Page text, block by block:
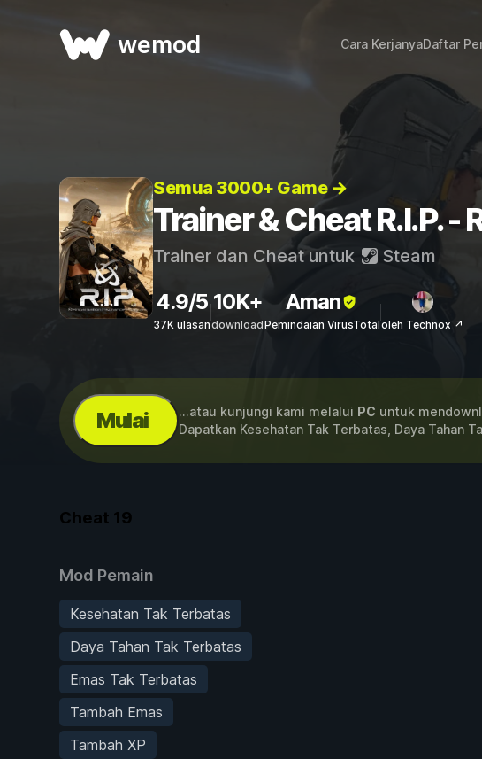
wemod Cara KerjanyaDaftar
Semua 3000+ Game →
Trainer & Cheat R.I.P.
Trainer dan Cheat untuk Steam
4.9/5
37K ulasan
10K+
download
Aman
Pemindaian VirusTotaloleh Technox ↗
Mulai ...atau kunjungi kami melalui PC untuk
Dapatkan Kesehatan Tak Terbatas, Daya Tahan
Cheat 19
Mod Pemain
Kesehatan Tak Terbatas
Daya Tahan Tak Terbatas
Emas Tak Terbatas
Tambah Emas
Tambah XP